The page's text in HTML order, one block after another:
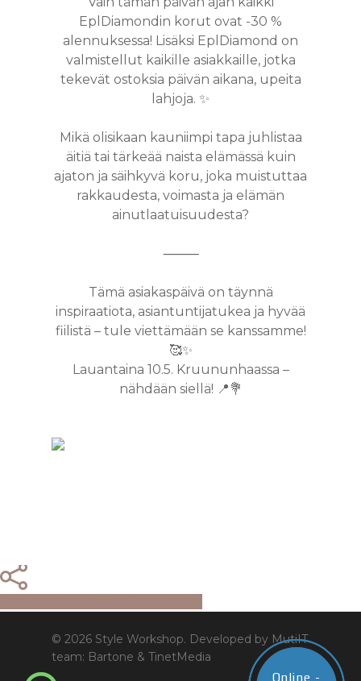
EplDiamondin korut ovat -30 %
alennuksessa! Lisäksi EplDiamond on
valmistellut kaikille asiakkaille, jotka
tekevät ostoksia päivän aikana, upeita
lahjoja. ✨
Mikä olisikaan kauniimpi tapa juhlistaa
äitiä tai tärkeää naista elämässä kuin
ajaton ja säihkyvä koru, joka muistuttaa
rakkaudesta, voimasta ja elämän
ainutlaatuisuudesta?
⸻
Tämä asiakaspäivä on täynnä
inspiraatiota, asiantuntijatukea ja hyvää
fiilistä – tule viettämään se kanssamme!
🥰✨
Lauantaina 10.5. Kruununhaassa –
nähdään siellä! 📍💐
© 2026 Style Workshop. Developed by MutiIT
team: Bartone & TinetMedia
Online -
Online -